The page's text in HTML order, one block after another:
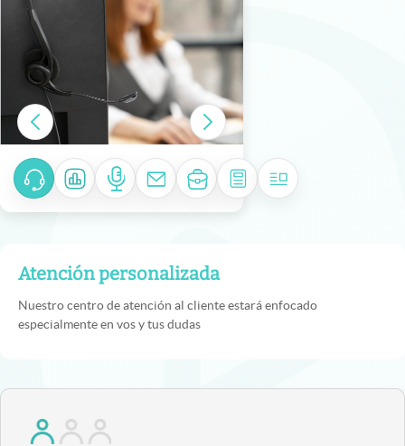
Atención personalizada
Nuestro centro de atención al cliente estará enfocado
especialmente en vos y tus dudas